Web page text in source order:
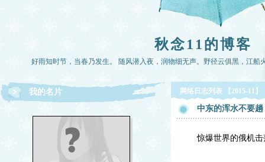
秋念11的博客
好雨知时节，当春乃发生。 随风潜入夜，润物细无声。野径云俱黑，江船
我的名片 网络日志列表 【2015-11】
中东的浑水不要趟
惊爆世界的俄机